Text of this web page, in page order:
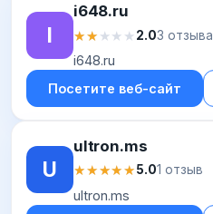
I
i648.ru
★★★★★
★★★★★2.03 отзыва
i648.ru
Посетите веб-сайт
U
ultron.ms
★★★★★
★★★★★5.01 отзыв
ultron.ms